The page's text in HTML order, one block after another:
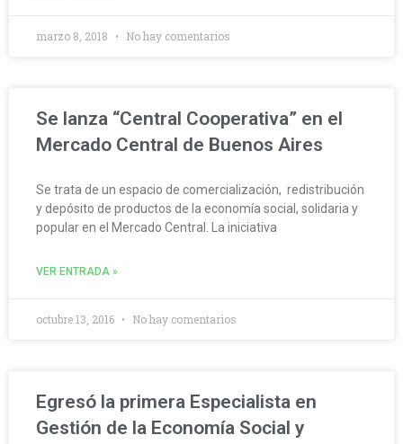
marzo 8, 2018 No hay comentarios
Se lanza “Central Cooperativa” en el
Mercado Central de Buenos Aires
Se trata de un espacio de comercialización, redistribución
y depósito de productos de la economía social, solidaria y
popular en el Mercado Central. La iniciativa
VER ENTRADA »
octubre 13, 2016 No hay comentarios
Egresó la primera Especialista en
Gestión de la Economía Social y